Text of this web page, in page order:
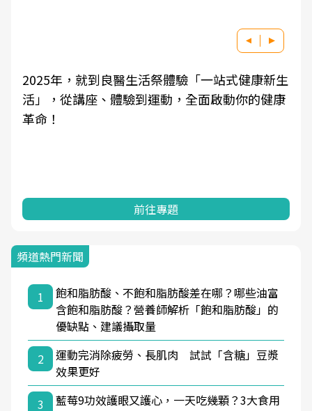
2025年，就到良醫生活祭體驗「一站式健康新生
活」，從講座、體驗到運動，全面啟動你的健康
革命！
前往專題
頻道熱門新聞
1
飽和脂肪酸、不飽和脂肪酸差在哪？哪些油富
含飽和脂肪酸？營養師解析「飽和脂肪酸」的
優缺點、建議攝取量
2
運動完消除疲勞、長肌肉 試試「含糖」豆漿
效果更好
3
藍莓9功效護眼又護心，一天吃幾顆？3大食用